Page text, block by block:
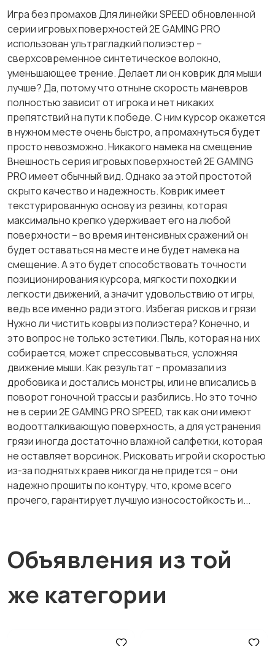
Игра без промахов Для линейки SPEED обновленной
серии игровых поверхностей 2E GAMING PRO
использован ультрагладкий полиэстер –
сверхсовременное синтетическое волокно,
уменьшающее трение. Делает ли он коврик для мыши
лучше? Да, потому что отныне скорость маневров
полностью зависит от игрока и нет никаких
препятствий на пути к победе. С ним курсор окажется
в нужном месте очень быстро, а промахнуться будет
просто невозможно. Никакого намека на смещение
Внешность серия игровых поверхностей 2E GAMING
PRO имеет обычный вид. Однако за этой простотой
скрыто качество и надежность. Коврик имеет
текстурированную основу из резины, которая
максимально крепко удерживает его на любой
поверхности – во время интенсивных сражений он
будет оставаться на месте и не будет намека на
смещение. А это будет способствовать точности
позиционирования курсора, мягкости походки и
легкости движений, а значит удовольствию от игры,
ведь все именно ради этого. Избегая рисков и грязи
Нужно ли чистить ковры из полиэстера? Конечно, и
это вопрос не только эстетики. Пыль, которая на них
собирается, может спрессовываться, усложняя
движение мыши. Как результат – промазали из
дробовика и достались монстры, или не вписались в
поворот гоночной трассы и разбились. Но это точно
не в серии 2E GAMING PRO SPEED, так как они имеют
водоотталкивающую поверхность, а для устранения
грязи иногда достаточно влажной салфетки, которая
не оставляет ворсинок. Рисковать игрой и скоростью
из-за поднятых краев никогда не придется – они
надежно прошиты по контуру, что, кроме всего
прочего, гарантирует лучшую износостойкость и...
Объявления из той
же категории